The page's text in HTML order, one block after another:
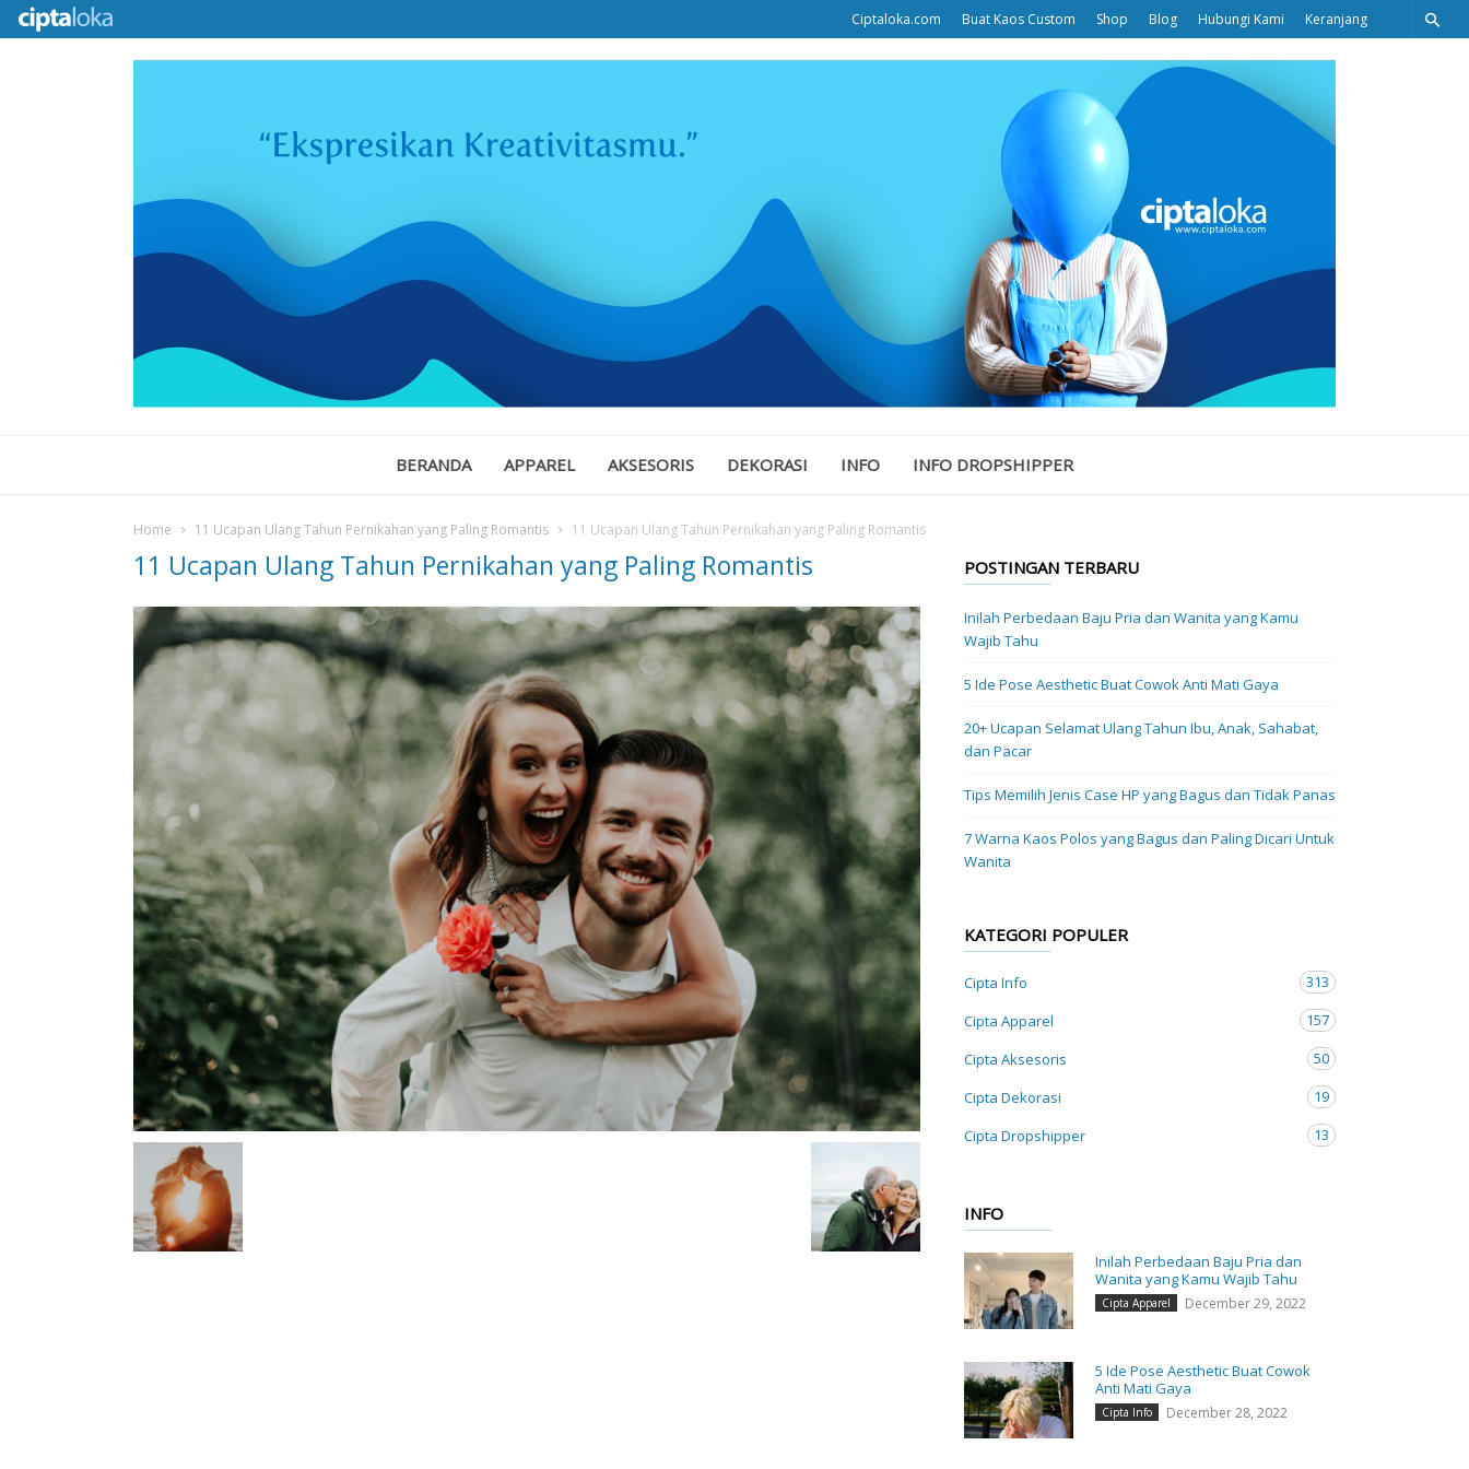
Ciptaloka.com Buat Kaos Custom Shop Blog Hubungi Kami Keranjang
BERANDA APPAREL AKSESORIS DEKORASI INFO INFO DROPSHIPPER
Home 11 Ucapan Ulang Tahun Pernikahan yang Paling Romantis 11 Ucapan Ulang Tahun Pernikahan yang Paling Romantis
11 Ucapan Ulang Tahun Pernikahan yang Paling Romantis POSTINGAN TERBARU
Inilah Perbedaan Baju Pria dan Wanita yang Kamu
Wajib Tahu
5 Ide Pose Aesthetic Buat Cowok Anti Mati Gaya
20+ Ucapan Selamat Ulang Tahun Ibu, Anak, Sahabat,
dan Pacar
Tips Memilih Jenis Case HP yang Bagus dan Tidak Panas
7 Warna Kaos Polos yang Bagus dan Paling Dicari Untuk
Wanita
KATEGORI POPULER
Cipta Info
313
Cipta Apparel
157
Cipta Aksesoris
50
Cipta Dekorasi
19
Cipta Dropshipper
13
INFO
Inilah Perbedaan Baju Pria dan
Wanita yang Kamu Wajib Tahu
Cipta Apparel December 29, 2022
5 Ide Pose Aesthetic Buat Cowok
Anti Mati Gaya
Cipta Info December 28, 2022